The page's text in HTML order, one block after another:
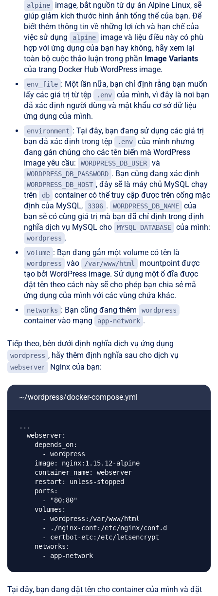
alpine
image, bắt nguồn từ dự án Alpine Linux, sẽ
giúp giảm kích thước hình ảnh tổng thể của bạn. Để
biết thêm thông tin về những lợi ích và hạn chế của
việc sử dụng
alpine
image và liệu điều này có phù
hợp với ứng dụng của bạn hay không, hãy xem lại
toàn bộ cuộc thảo luận trong phần Image Variants
của trang Docker Hub WordPress image.
env_file : Một lần nữa, bạn chỉ định rằng bạn muốn
lấy các giá trị từ tệp
.env
của mình, vì đây là nơi bạn
đã xác định người dùng và mật khẩu cơ sở dữ liệu
ứng dụng của mình.
environment : Tại đây, bạn đang sử dụng các giá trị
bạn đã xác định trong tệp
.env
của mình nhưng
đang gán chúng cho các tên biến mà WordPress
image yêu cầu:
WORDPRESS_DB_USER và
WORDPRESS_DB_PASSWORD . Bạn cũng đang xác định
WORDPRESS_DB_HOST , đây sẽ là máy chủ MySQL chạy
trên
db
container có thể truy cập được trên cổng mặc
định của MySQL,
3306 . WORDPRESS_DB_NAME
của
bạn sẽ có cùng giá trị mà bạn đã chỉ định trong định
nghĩa dịch vụ MySQL cho
MYSQL_DATABASE của mình:
wordpress .
volume : Bạn đang gắn một volume có tên là
wordpress vào /var/www/html
mountpoint được
tạo bởi WordPress image. Sử dụng một ổ đĩa được
đặt tên theo cách này sẽ cho phép bạn chia sẻ mã
ứng dụng của mình với các vùng chứa khác.
networks : Bạn cũng đang thêm wordpress
container vào mạng app-network .
Tiếp theo, bên dưới định nghĩa dịch vụ ứng dụng
wordpress , hãy thêm định nghĩa sau cho dịch vụ
webserver Nginx của bạn:
~/wordpress/docker-compose.yml
...
Tại đây, bạn đang đặt tên cho container của mình và đặt